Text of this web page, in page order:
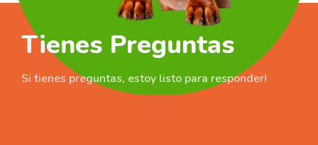
Tienes Preguntas
Si tienes preguntas, estoy listo para responder!